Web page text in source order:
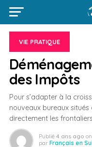
VIE PRATIQUE
des Impôts
Pour s’adapter à la
nouveaux bureaux
directement les
Publié 4 ans ago on
par Français en